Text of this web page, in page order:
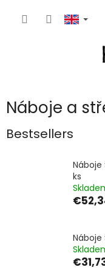
Náboje a
Bestsellers
Náboje
ks
Náboje